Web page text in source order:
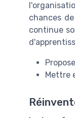
chances
continue
Mettre